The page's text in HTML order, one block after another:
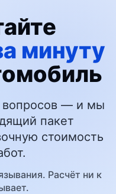
минуту
вопросов — и мы
пакет
стоимость
Расчёт ни к